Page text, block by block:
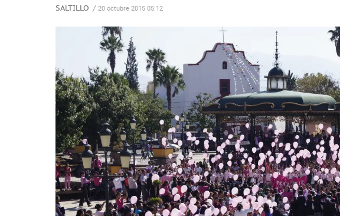
SALTILLO / 20 octubre 2015 05:12